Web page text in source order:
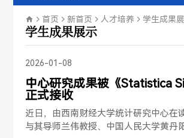
在读博士生
研究生招生
学生成果展示
学生成果展示
首页 新首页 人才培养 学生成果
2026-01-08
中心研究成果被《Statistica
正式接收
近日，由西南财经大学统计研究中心在
与其导师兰伟教授、中国人民大学黄丹